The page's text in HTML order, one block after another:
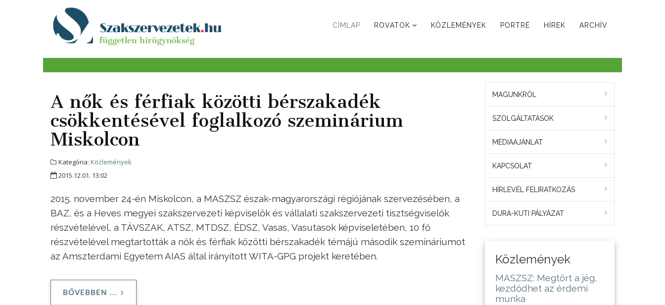
CÍMLAP ROVATOK KÖZLEMÉNYEK PORTRÉ HÍREK ARCHÍV
A nők és férfiak közötti bérszakadék
csökkentésével foglalkozó szeminárium
Miskolcon
Kategória: Közlemények
2015.12.01. 13:02
2015. november 24-én Miskolcon, a MASZSZ észak-magyarországi régiójának szervezésében, a
BAZ, és a Heves megyei szakszervezeti képviselők és vállalati szakszervezeti tisztségviselők
részvételével, a TÁVSZAK, ATSZ, MTDSZ, ÉDSZ, Vasas, Vasutasok képviseletében, 10 fő
részvételével megtartották a nők és férfiak közötti bérszakadék témájú második szemináriumot
az Amszterdami Egyetem AIAS által irányított WITA-GPG projekt keretében.
BŐVEBBEN ...
MAGUNKRÓL
SZOLGÁLTATÁSOK
MÉDIAAJÁNLAT
KAPCSOLAT
HÍRLEVÉL FELIRATKOZÁS
DURA-KUTI PÁLYÁZAT
Közlemények
MASZSZ: Megtört a jég,
kezdődhet az érdemi
munka